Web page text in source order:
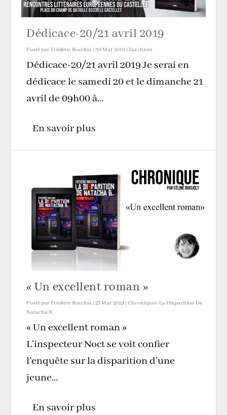
Dédicace-20/21 avril 2019
Posté par Frédéric Rocchia |30 Mar 2019 |Zarchives
Dédicace-20/21 avril 2019 Je serai en
dédicace le samedi 20 et le dimanche 21
avril de 09h00 à...
En savoir plus
« Un excellent roman »
Posté par Frédéric Rocchia |27 Mar 2019 |Chroniques-La Disparition De
Natacha B.
« Un excellent roman »
L’inspecteur Noct se voit confier
l’enquête sur la disparition d’une
jeune...
En savoir plus